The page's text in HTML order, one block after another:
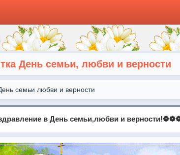
День семьи, любви и верности
семьи любви и верности
в День семьи,любви и